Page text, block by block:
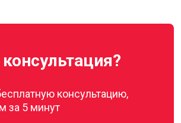
консультацию,
за 5 минут